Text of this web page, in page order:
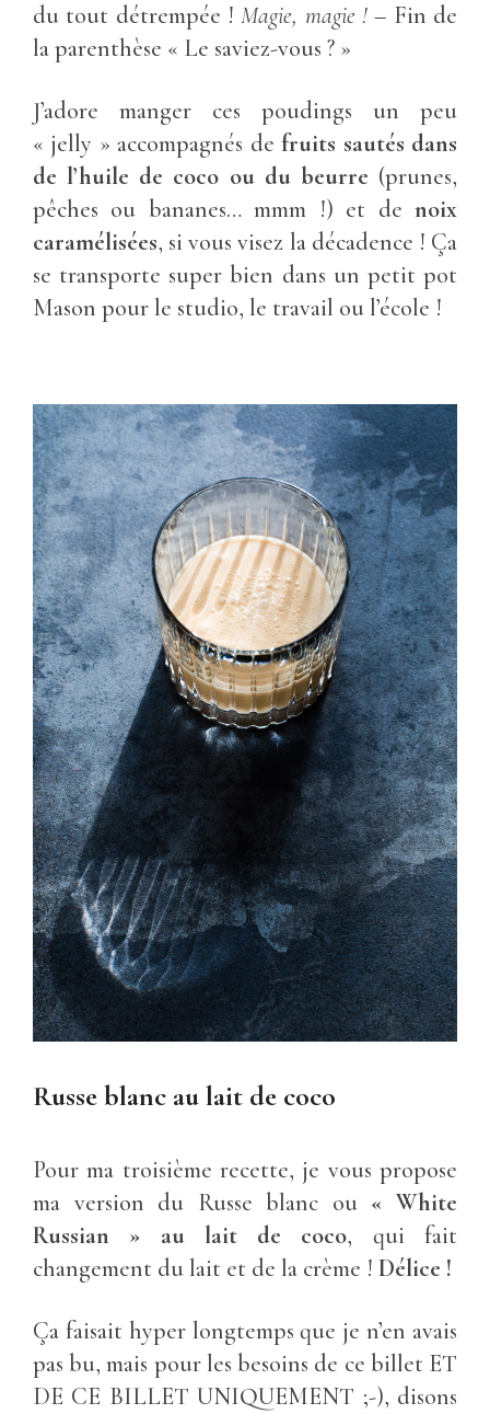
du tout détrempée !Magie, magie ! – Fin de
la parenthèse « Le saviez-vous ? »
J’adore manger ces poudings un peu
« jelly » accompagnés defruits sautés dans
de l’huile de coco ou du beurre (prunes,
pêches ou bananes… mmm !) et de noix
caramélisées, si vous visez la décadence ! Ça
se transporte super bien dans un petit pot
Mason pour le studio, le travail ou l’école !
Russe blanc au lait de coco
Pour ma troisième recette, je vous propose
ma version du Russe blanc ou « White
Russian » au lait de coco, qui fait
changement du lait et de la crème ! Délice !
Ça faisait hyper longtemps que je n’en avais
pas bu, mais pour les besoins de ce billet ET
DE CE BILLET UNIQUEMENT ;-), disons